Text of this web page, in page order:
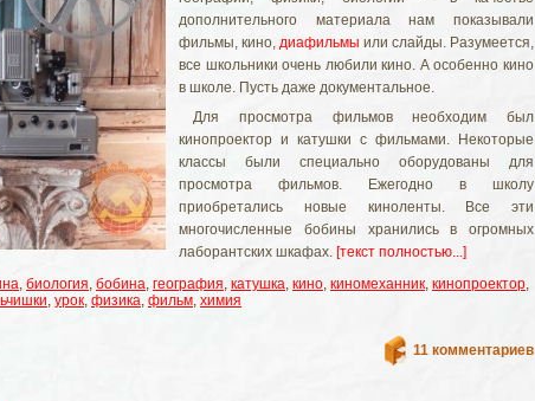
дополнительного материала нам показывали
фильмы, кино, диафильмы или слайды. Разумеется,
все школьники очень любили кино. А особенно кино
в школе. Пусть даже документальное.
Для просмотра фильмов необходим был
кинопроектор и катушки с фильмами. Некоторые
классы были специально оборудованы для
просмотра фильмов. Ежегодно в школу
приобретались новые киноленты. Все эти
многочисленные бобины хранились в огромных
лаборантских шкафах. [текст полностью...]
, биология, бобина, география, катушка, кино, киномеханник, кинопроектор,
, урок, физика, фильм, химия
11 комментариев